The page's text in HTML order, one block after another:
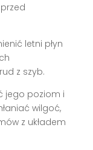
letni płyn
z szyb.
jego poziom i
wilgoć,
z układem